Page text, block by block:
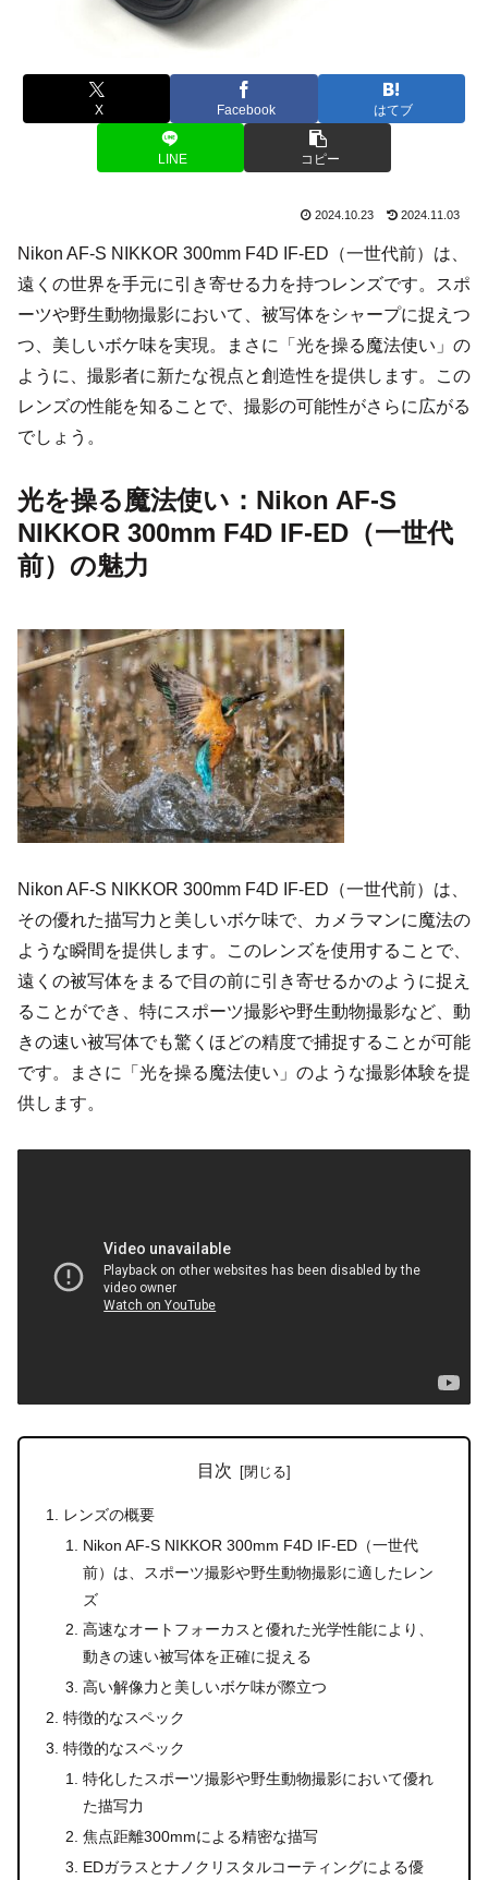
X Facebook はてブ
LINE コピー
2024.10.23 2024.11.03
Nikon AF-S NIKKOR 300mm F4D IF-ED（一世代前）は、
遠くの世界を手元に引き寄せる力を持つレンズです。スポ
ーツや野生動物撮影において、被写体をシャープに捉えつ
つ、美しいボケ味を実現。まさに「光を操る魔法使い」の
ように、撮影者に新たな視点と創造性を提供します。この
レンズの性能を知ることで、撮影の可能性がさらに広がる
でしょう。
光を操る魔法使い：Nikon AF-S
NIKKOR 300mm F4D IF-ED（一世代
前）の魅力
Nikon AF-S NIKKOR 300mm F4D IF-ED（一世代前）は、
その優れた描写力と美しいボケ味で、カメラマンに魔法の
ような瞬間を提供します。このレンズを使用することで、
遠くの被写体をまるで目の前に引き寄せるかのように捉え
ることができ、特にスポーツ撮影や野生動物撮影など、動
きの速い被写体でも驚くほどの精度で捕捉することが可能
です。まさに「光を操る魔法使い」のような撮影体験を提
供します。
目次
レンズの概要
Nikon AF-S NIKKOR 300mm F4D IF-ED（一世代
前）は、スポーツ撮影や野生動物撮影に適したレン
ズ
高速なオートフォーカスと優れた光学性能により、
動きの速い被写体を正確に捉える
高い解像力と美しいボケ味が際立つ
特徴的なスペック
特徴的なスペック
特化したスポーツ撮影や野生動物撮影において優れ
た描写力
焦点距離300mmによる精密な描写
EDガラスとナノクリスタルコーティングによる優